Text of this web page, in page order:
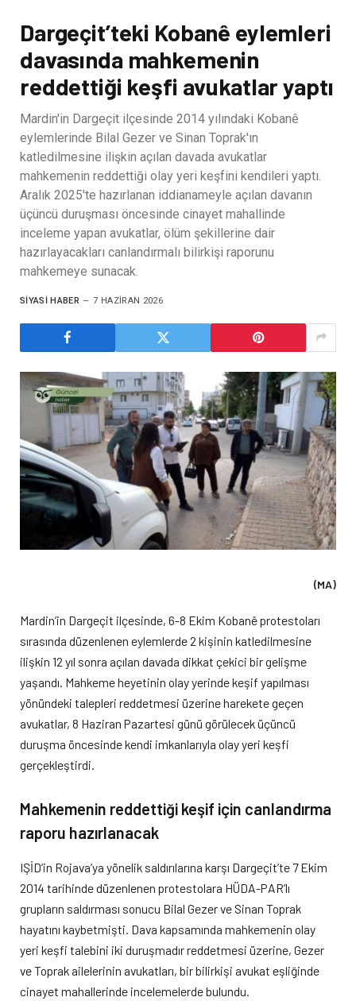
Dargeçit’teki Kobanê eylemleri
davasında mahkemenin
reddettiği keşfi avukatlar yaptı
Mardin'in Dargeçit ilçesinde 2014 yılındaki Kobanê
eylemlerinde Bilal Gezer ve Sinan Toprak'ın
katledilmesine ilişkin açılan davada avukatlar
mahkemenin reddettiği olay yeri keşfini kendileri yaptı.
Aralık 2025'te hazırlanan iddianameyle açılan davanın
üçüncü duruşması öncesinde cinayet mahallinde
inceleme yapan avukatlar, ölüm şekillerine dair
hazırlayacakları canlandırmalı bilirkişi raporunu
mahkemeye sunacak.
SIYASI HABER 7 HAZIRAN 2026
(MA)
Mardin’in Dargeçit ilçesinde, 6-8 Ekim Kobanê protestoları
sırasında düzenlenen eylemlerde 2 kişinin katledilmesine
ilişkin 12 yıl sonra açılan davada dikkat çekici bir gelişme
yaşandı. Mahkeme heyetinin olay yerinde keşif yapılması
yönündeki talepleri reddetmesi üzerine harekete geçen
avukatlar, 8 Haziran Pazartesi günü görülecek üçüncü
duruşma öncesinde kendi imkanlarıyla olay yeri keşfi
gerçekleştirdi.
Mahkemenin reddettiği keşif için canlandırma
raporu hazırlanacak
IŞİD’in Rojava’ya yönelik saldırılarına karşı Dargeçit’te 7 Ekim
2014 tarihinde düzenlenen protestolara HÜDA-PAR’lı
grupların saldırması sonucu Bilal Gezer ve Sinan Toprak
hayatını kaybetmişti. Dava kapsamında mahkemenin olay
yeri keşfi talebini iki duruşmadır reddetmesi üzerine, Gezer
ve Toprak ailelerinin avukatları, bir bilirkişi avukat eşliğinde
cinayet mahallerinde incelemelerde bulundu.